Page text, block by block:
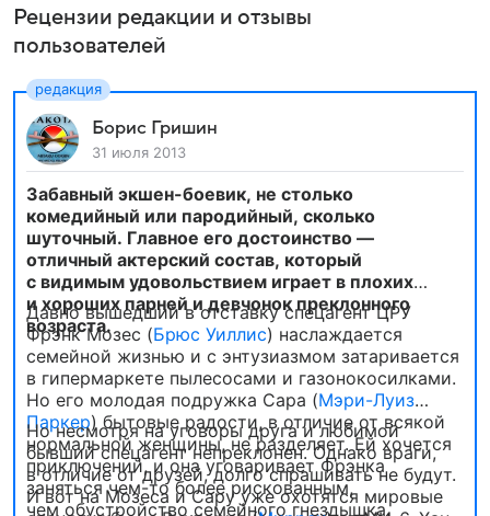
Рецензии редакции и отзывы
пользователей
Борис Гришин
31 июля 2013
Забавный экшен-боевик, не столько
комедийный или пародийный, сколько
шуточный. Главное его достоинство —
отличный актерский состав, который
с видимым удовольствием играет в плохих
и хороших парней и девчонок преклонного
возраста.
Давно вышедший в отставку спецагент ЦРУ
Фрэнк Мозес (Брюс Уиллис) наслаждается
семейной жизнью и с энтузиазмом затаривается
в гипермаркете пылесосами и газонокосилками.
Но его молодая подружка Сара (Мэри-Луиз
Паркер) бытовые радости, в отличие от всякой
нормальной женщины, не разделяет. Ей хочется
приключений, и она уговаривает Фрэнка
заняться чем-то более рискованным,
чем обустройство семейного гнездышка.
Но несмотря на уговоры друга и любимой
бывший спецагент непреклонен. Однако враги,
в отличие от друзей, долго спрашивать не будут.
И вот на Мозеса и Сару уже охотятся мировые